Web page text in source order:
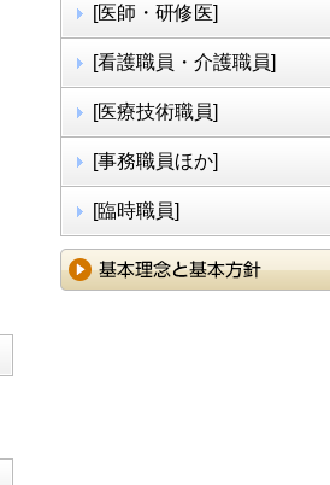
[医師・研修医]
[看護職員・介護職員]
[医療技術職員]
[事務職員ほか]
[臨時職員]